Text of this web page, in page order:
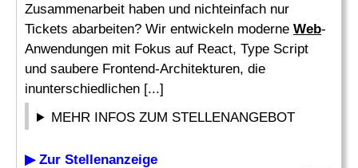
Zusammenarbeit haben und nichteinfach nur
Tickets abarbeiten? Wir entwickeln moderne Web-
Anwendungen mit Fokus auf React, Type Script
und saubere Frontend-Architekturen, die
inunterschiedlichen [...]
MEHR INFOS ZUM STELLENANGEBOT
▶ Zur Stellenanzeige